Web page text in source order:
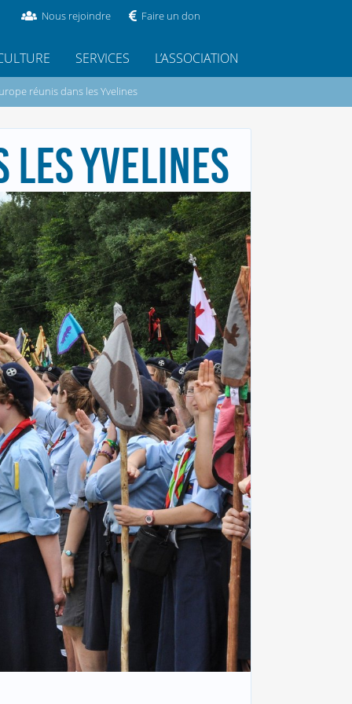
Nous rejoindre Faire un don
SERVICES L’ASSOCIATION
réunis dans les Yvelines
LES YVELINES